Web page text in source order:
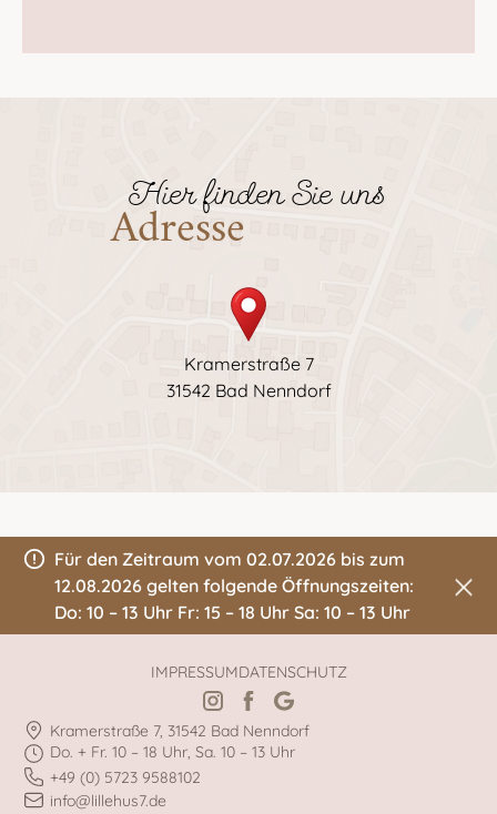
Hier finden Sie uns
Adresse
Kramerstraße 7
31542 Bad Nenndorf
Für den Zeitraum vom 02.07.2026 bis zum
12.08.2026 gelten folgende Öffnungszeiten:
Do: 10 – 13 Uhr Fr: 15 – 18 Uhr Sa: 10 – 13 Uhr
IMPRESSUMDATENSCHUTZ
Kramerstraße 7, 31542 Bad Nenndorf
Do. + Fr. 10 – 18 Uhr, Sa. 10 – 13 Uhr
+49 (0) 5723 9588102
info@lillehus7.de